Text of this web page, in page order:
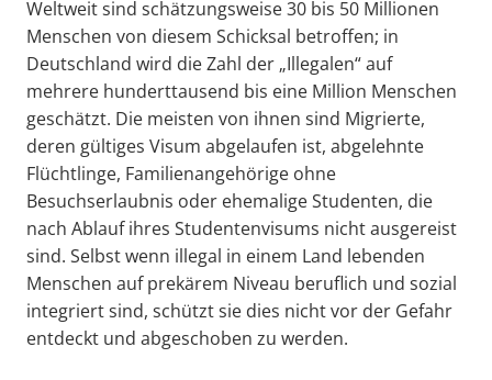
Weltweit sind schätzungsweise 30 bis 50 Millionen
Menschen von diesem Schicksal betroffen; in
Deutschland wird die Zahl der „Illegalen“ auf
mehrere hunderttausend bis eine Million Menschen
geschätzt. Die meisten von ihnen sind Migrierte,
deren gültiges Visum abgelaufen ist, abgelehnte
Flüchtlinge, Familienangehörige ohne
Besuchserlaubnis oder ehemalige Studenten, die
nach Ablauf ihres Studentenvisums nicht ausgereist
sind. Selbst wenn illegal in einem Land lebenden
Menschen auf prekärem Niveau beruflich und sozial
integriert sind, schützt sie dies nicht vor der Gefahr
entdeckt und abgeschoben zu werden.